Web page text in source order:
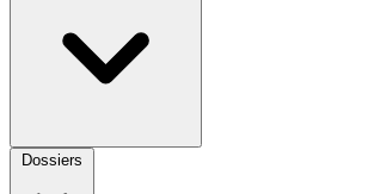
Dossiers